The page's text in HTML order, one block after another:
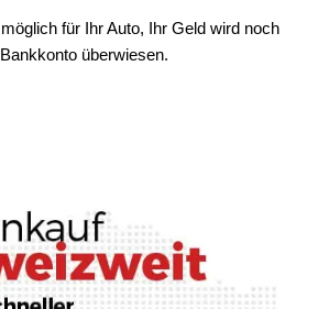
für Ihr Auto, Ihr Geld wird noch
überwiesen.